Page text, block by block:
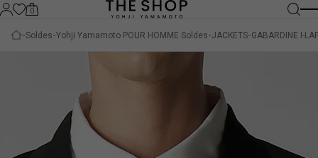
0
Soldes Yohji Yamamoto POUR HOMME Soldes JACKETS GABARDINE I-